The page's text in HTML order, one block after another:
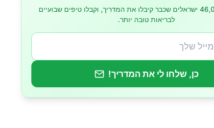
הצטרפו ל-46,000 ישראלים שכבר קיבלו את המדריך, וקבלו טיפים שבועיים
לבריאות טובה יותר.
כן, שלחו לי את המדריך!